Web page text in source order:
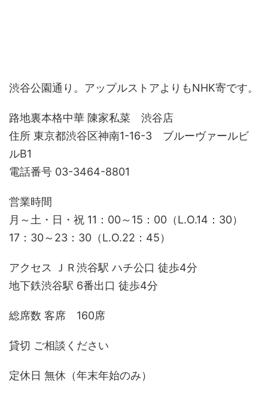
渋谷公園通り。アップルストアよりもNHK寄です。
路地裏本格中華 陳家私菜 渋谷店
住所 東京都渋谷区神南1-16-3 ブルーヴァールビ
ルB1
電話番号 03-3464-8801
営業時間
月～土・日・祝 11：00～15：00（L.O.14：30）
17：30～23：30（L.O.22：45）
アクセス ＪＲ渋谷駅 ハチ公口 徒歩4分
地下鉄渋谷駅 6番出口 徒歩4分
総席数 客席 160席
貸切 ご相談ください
定休日 無休（年末年始のみ）